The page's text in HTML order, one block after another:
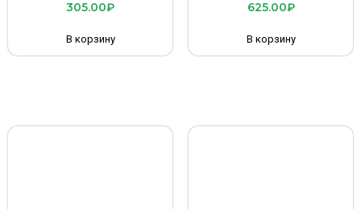
305.00₽
В корзину
625.00₽
В корзину